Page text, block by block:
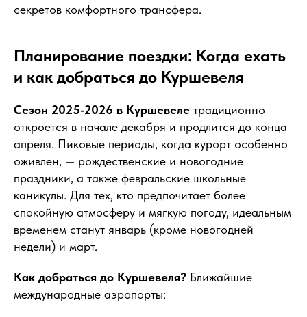
секретов комфортного трансфера.
Планирование поездки: Когда ехать
и как добраться до Куршевеля
Сезон 2025-2026 в Куршевеле традиционно
откроется в начале декабря и продлится до конца
апреля. Пиковые периоды, когда курорт особенно
оживлен, — рождественские и новогодние
праздники, а также февральские школьные
каникулы. Для тех, кто предпочитает более
спокойную атмосферу и мягкую погоду, идеальным
временем станут январь (кроме новогодней
недели) и март.
Как добраться до Куршевеля? Ближайшие
международные аэропорты: